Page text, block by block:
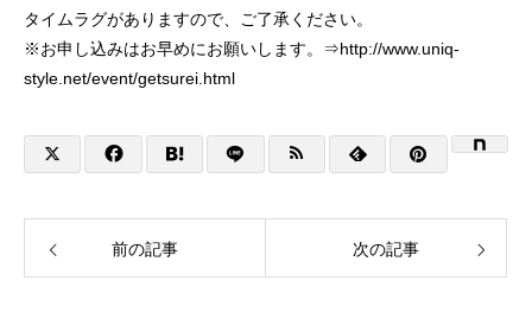
タイムラグがありますので、ご了承ください。
※お申し込みはお早めにお願いします。⇒http://www.uniq-
style.net/event/getsurei.html
前の記事 次の記事